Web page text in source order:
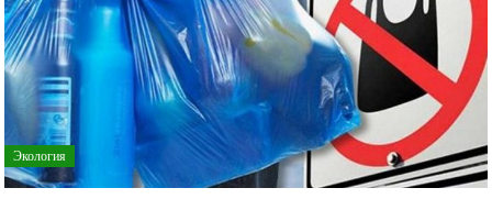
рекламные
ролики
и
презентации.
Экология